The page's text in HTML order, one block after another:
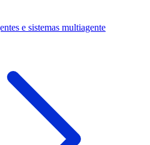
e sistemas multiagente